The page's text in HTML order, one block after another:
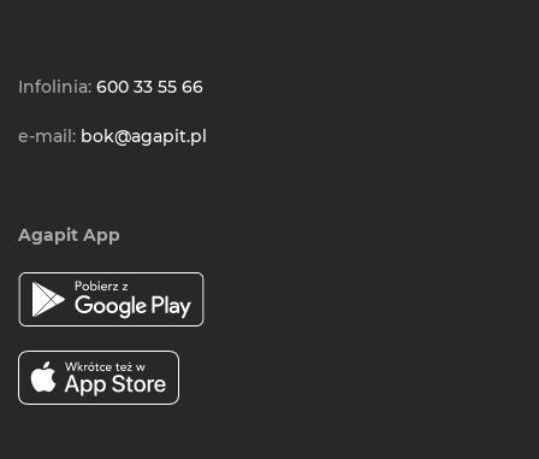
Infolinia: 600 33 55 66
e-mail: bok@agapit.pl
Agapit App